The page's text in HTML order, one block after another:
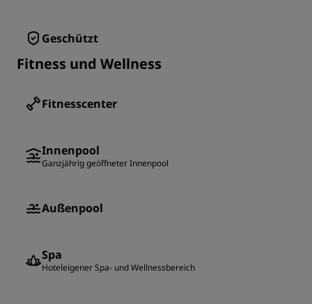
Geschützt
Fitness und Wellness
Fitnesscenter
Innenpool
Ganzjährig geöffneter Innenpool
Außenpool
Spa
Hoteleigener Spa- und Wellnessbereich